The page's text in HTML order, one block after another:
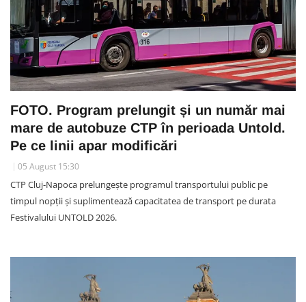
FOTO. Program prelungit și un număr mai
mare de autobuze CTP în perioada Untold.
Pe ce linii apar modificări
05 August 15:30
CTP Cluj-Napoca prelungește programul transportului public pe
timpul nopții și suplimentează capacitatea de transport pe durata
Festivalului UNTOLD 2026.